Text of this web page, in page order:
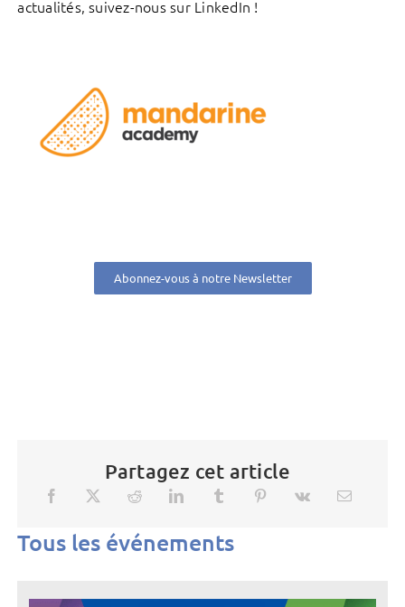
actualités, suivez-nous sur LinkedIn !
Abonnez-vous à notre Newsletter
Partagez cet article
Tous les événements